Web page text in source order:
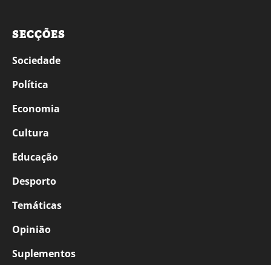
SECÇÕES
Sociedade
Política
Economia
Cultura
Educação
Desporto
Temáticas
Opinião
Suplementos